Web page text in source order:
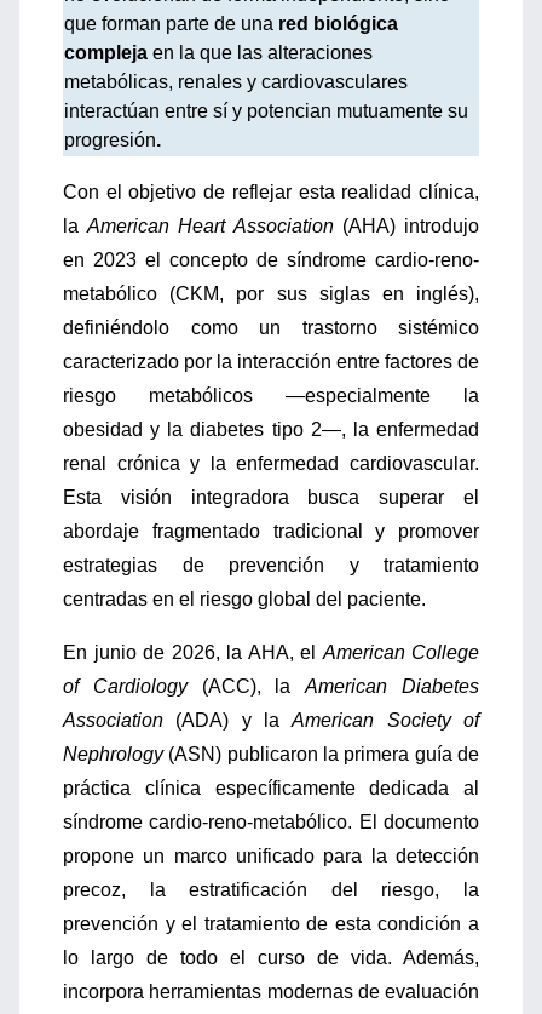
que forman parte de una red biológica
compleja en la que las alteraciones
metabólicas, renales y cardiovasculares
interactúan entre sí y potencian mutuamente su
progresión.
Con el objetivo de reflejar esta realidad clínica,
laAmerican Heart Association(AHA) introdujo
en 2023 el concepto de síndrome cardio-reno-
metabólico (CKM, por sus siglas en inglés),
definiéndolo como un trastorno sistémico
caracterizado por la interacción entre factores de
riesgo metabólicos —especialmente la
obesidad y la diabetes tipo 2—, la enfermedad
renal crónica y la enfermedad cardiovascular.
Esta visión integradora busca superar el
abordaje fragmentado tradicional y promover
estrategias de prevención y tratamiento
centradas en el riesgo global del paciente.
En junio de 2026, la AHA, el American College
of Cardiology(ACC), laAmerican Diabetes
Association (ADA) y laAmerican Society of
Nephrology(ASN) publicaron la primera guía de
práctica clínica específicamente dedicada al
síndrome cardio-reno-metabólico. El documento
propone un marco unificado para la detección
precoz, la estratificación del riesgo, la
prevención y el tratamiento de esta condición a
lo largo de todo el curso de vida. Además,
incorpora herramientas modernas de evaluación